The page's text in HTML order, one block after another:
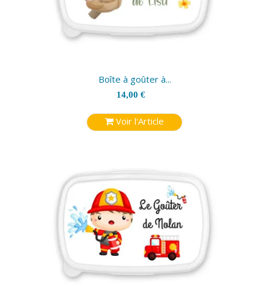
Boîte à goûter à...
14,00 €
Voir l'Article